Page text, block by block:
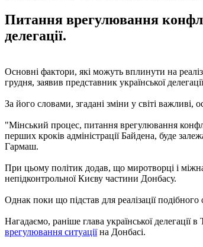
Питання врегулювання
делегації.
Основні фактори, які можуть вплинути на
грудня, заявив представник української
За його словами, згадані зміни у світі важливі,
"Мінський процес, питання врегулювання
перших кроків адміністрації Байдена, буде
Гармаш.
При цьому політик додав, що миротворці і
непідконтрольної Києву частини Донбасу.
Однак поки що підстав для реалізації
Нагадаємо, раніше глава української
врегулювання ситуаціїна Донбасі.